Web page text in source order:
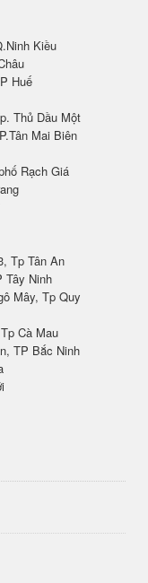
Kiều
Huế
Thủ Dầu Một
Mai Biên
Rạch Giá
Tp Tân An
Tây Ninh
Mây, Tp Quy
Cà Mau
TP Bắc Ninh